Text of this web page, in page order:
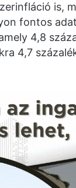
is,
fontos
4,8
4,7